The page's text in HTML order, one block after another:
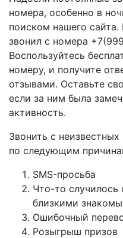
номера, особенно в
поиском нашего сайта.
звонил с номера
Воспользуйтесь
номеру, и получите
отзывами. Оставьте
если за ним была
активность.
Звонить с
по следующим
SMS-просьба
Что-то случилось
близкими
Ошибочный
Розыгрыш призов